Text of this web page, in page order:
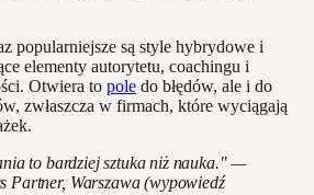
popularniejsze są style hybrydowe i
elementy autorytetu, coachingu i
Otwiera to pole do błędów, ale i do
zwłaszcza w firmach, które wyciągają
to bardziej sztuka niż nauka." —
Partner, Warszawa (wypowiedź